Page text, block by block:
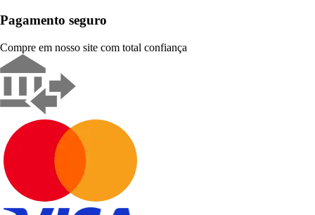
Pagamento seguro
Compre em nosso site com total confiança